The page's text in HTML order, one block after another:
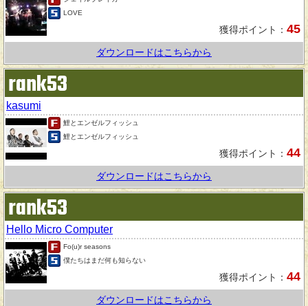
LOVE
獲得ポイント： 45
ダウンロードはこちらから
rank53
kasumi
鯉とエンゼルフィッシュ
鯉とエンゼルフィッシュ
獲得ポイント： 44
ダウンロードはこちらから
rank53
Hello Micro Computer
Fo(u)r seasons
僕たちはまだ何も知らない
獲得ポイント： 44
ダウンロードはこちらから